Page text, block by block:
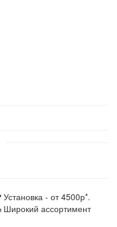
Установка - от 4500р*.
Широкий ассортимент